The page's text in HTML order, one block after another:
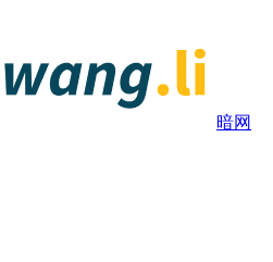
暗网